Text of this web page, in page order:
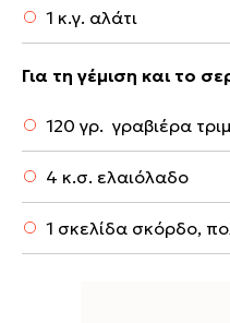
1 κ.γ. αλάτι
Για τη γέμιση και το
120 γρ. γραβιέρα
4 κ.σ. ελαιόλαδο
1 σκελίδα σκόρδο,